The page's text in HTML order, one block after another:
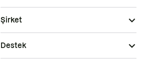
Şirket
Destek